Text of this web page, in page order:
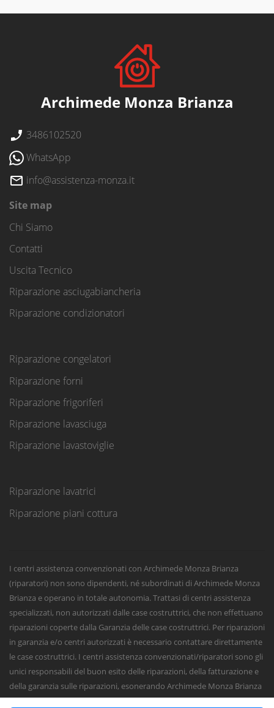
Archimede Monza Brianza
3486102520
WhatsApp
info@assistenza-monza.it
Site map
Chi Siamo
Contatti
Uscita Tecnico
Riparazione asciugabiancheria
Riparazione condizionatori
Riparazione congelatori
Riparazione forni
Riparazione frigoriferi
Riparazione lavasciuga
Riparazione lavastoviglie
Riparazione lavatrici
Riparazione piani cottura
I centri assistenza convenzionati con Archimede Monza Brianza
(riparatori) non sono dipendenti, né subordinati di Archimede Monza
Brianza e operano in totale autonomia. Trattasi di centri assistenza
specializzati, non autorizzati dalle case costruttrici, che non effettuano
riparazioni coperte dalla Garanzia delle case costruttrici. Per riparazioni
in garanzia e/o centri autorizzati è necessario contattare direttamente
le case costruttrici. I centri assistenza convenzionati/riparatori sono gli
unici responsabili del buon esito delle riparazioni, della fatturazione e
della garanzia sulle riparazioni, esonerando Archimede Monza Brianza
da qualsiasi responsabilità civile, penale o fiscale sugli interventi e sulle